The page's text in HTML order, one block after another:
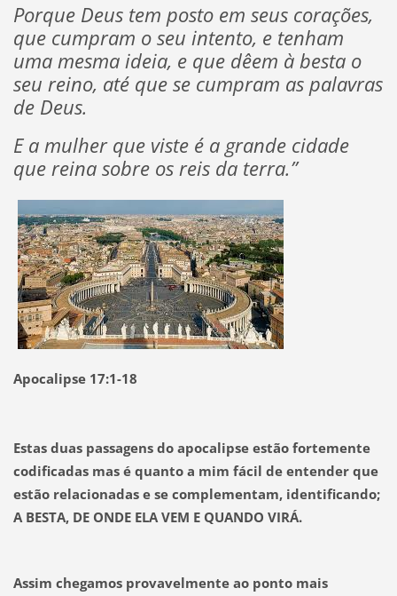
Porque Deus tem posto em seus corações,
que cumpram o seu intento, e tenham
uma mesma ideia, e que dêem à besta o
seu reino, até que se cumpram as palavras
de Deus.
E a mulher que viste é a grande cidade
que reina sobre os reis da terra.”
Apocalipse 17:1-18
Estas duas passagens do apocalipse estão fortemente
codificadas mas é quanto a mim fácil de entender que
estão relacionadas e se complementam, identificando;
A BESTA, DE ONDE ELA VEM E QUANDO VIRÁ.
Assim chegamos provavelmente ao ponto mais